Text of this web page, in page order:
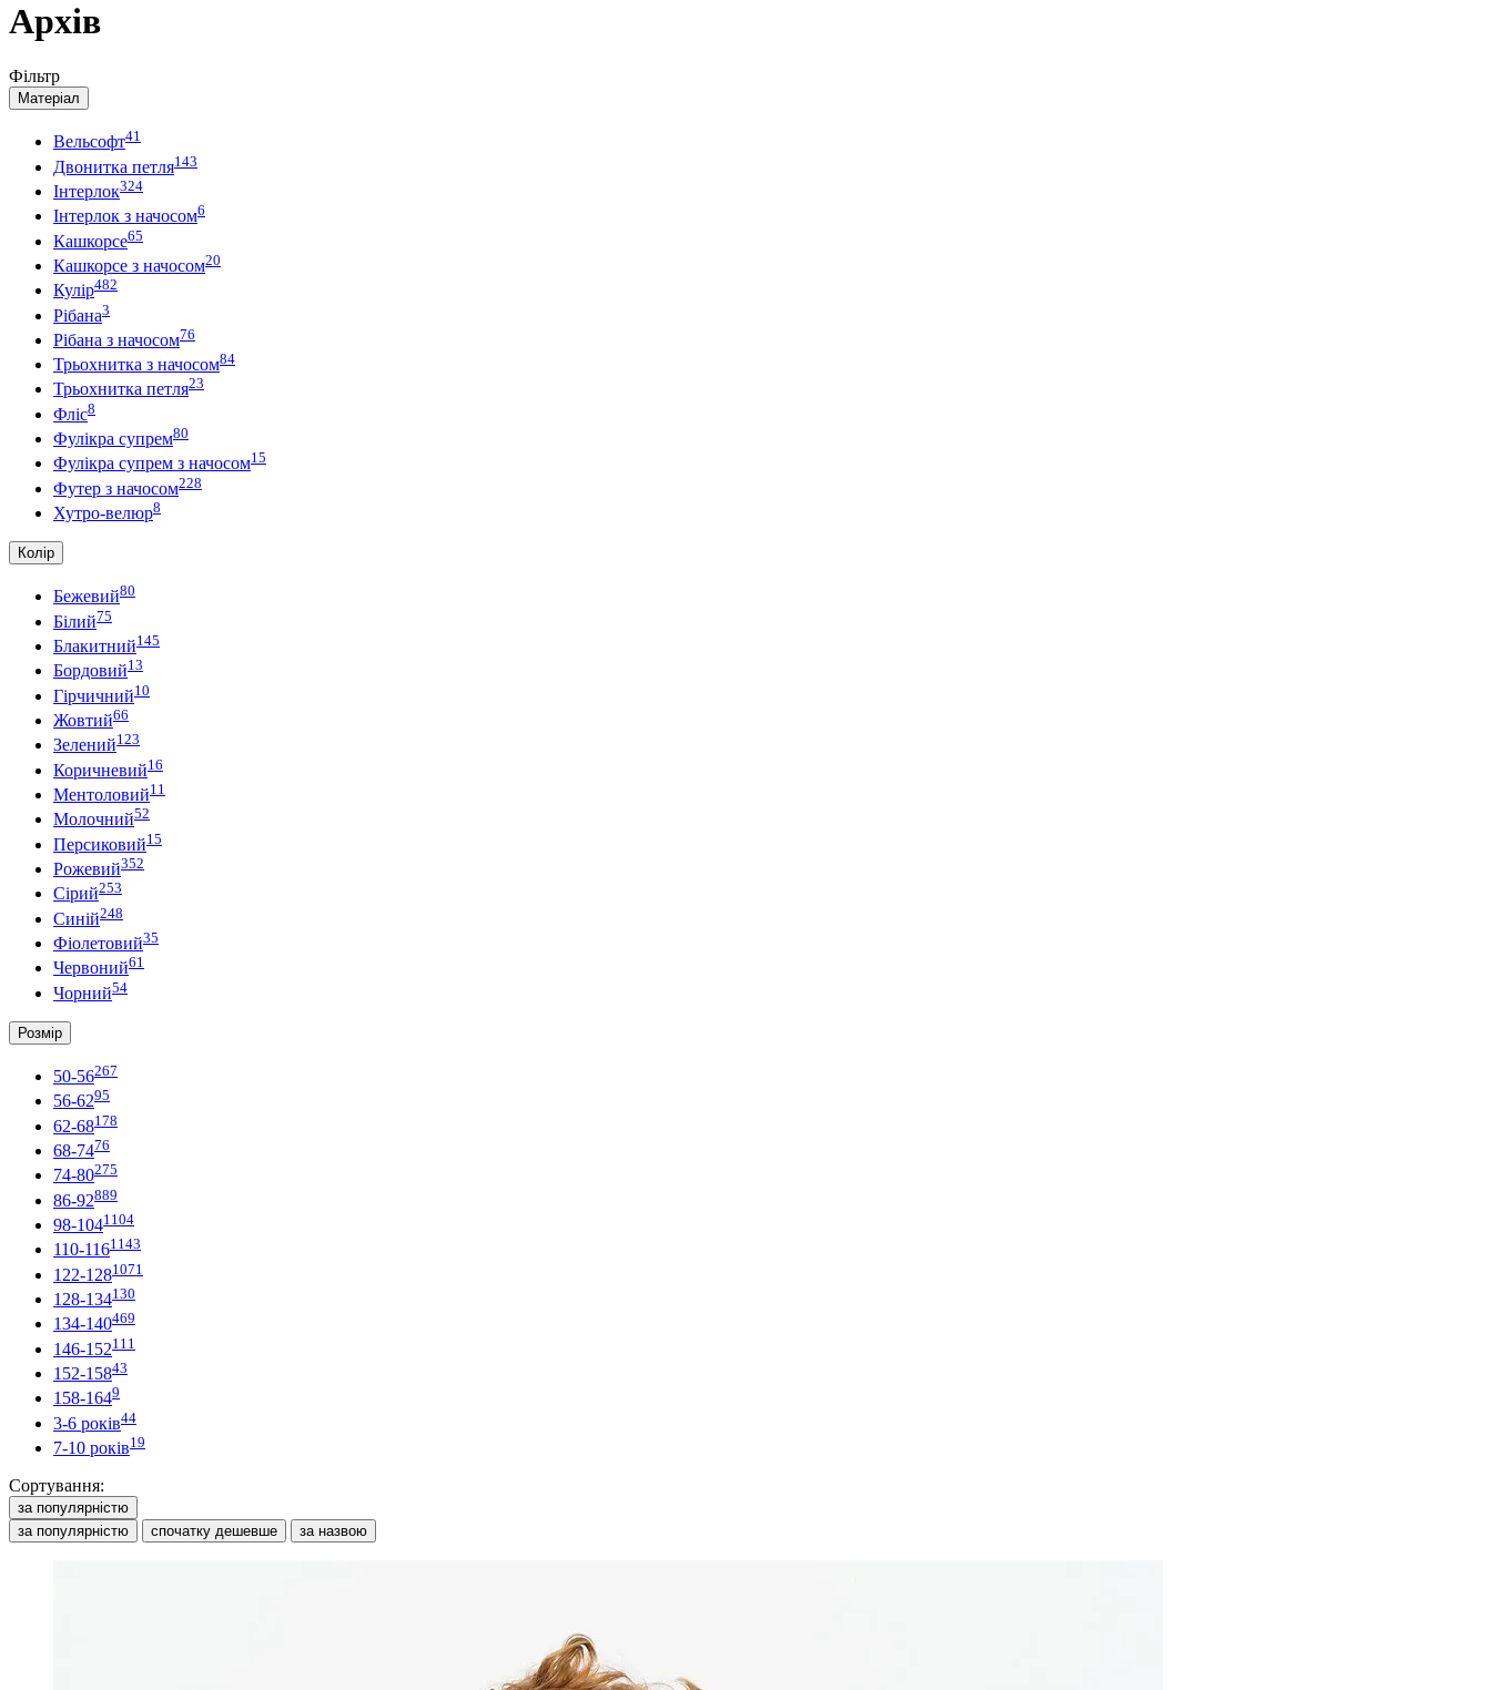
Архів
Фільтр
Матеріал
Вельсофт41
Двонитка петля143
Інтерлок324
Інтерлок з начосом6
Кашкорсе65
Кашкорсе з начосом20
Кулір482
Рібана3
Рібана з начосом76
Трьохнитка з начосом84
Трьохнитка петля23
Фліс8
Фулікра супрем80
Фулікра супрем з начосом15
Футер з начосом228
Хутро-велюр8
Колір
Бежевий80
Білий75
Блакитний145
Бордовий13
Гірчичний10
Жовтий66
Зелений123
Коричневий16
Ментоловий11
Молочний52
Персиковий15
Рожевий352
Сірий253
Синій248
Фіолетовий35
Червоний61
Чорний54
Розмір
50-56267
56-6295
62-68178
68-7476
74-80275
86-92889
98-1041104
110-1161143
122-1281071
128-134130
134-140469
146-152111
152-15843
158-1649
3-6 років44
7-10 років19
Сортування:
за популярністю
за популярністю
спочатку дешевше за назвою